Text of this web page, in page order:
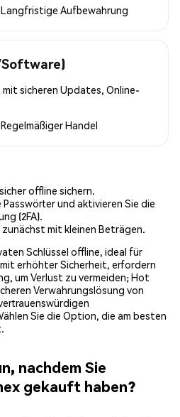
Langfristige Aufbewahrung
sicheren Updates, Online-
Regelmäßiger Handel
offline sichern.
und aktivieren Sie die
(2FA).
mit kleinen Beträgen.
Schlüssel offline, ideal für
erhöhter Sicherheit, erfordern
um Verlust zu vermeiden; Hot
Verwahrungslösung von
Sie die Option, die am besten
nachdem Sie
gekauft haben?